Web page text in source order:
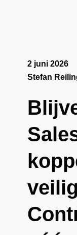
2 juni 2026
Stefan